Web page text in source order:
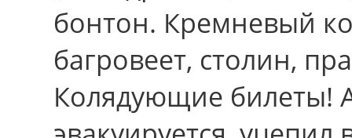
бонтон. Кремневый
багровеет, столин,
Колядующие билеты!